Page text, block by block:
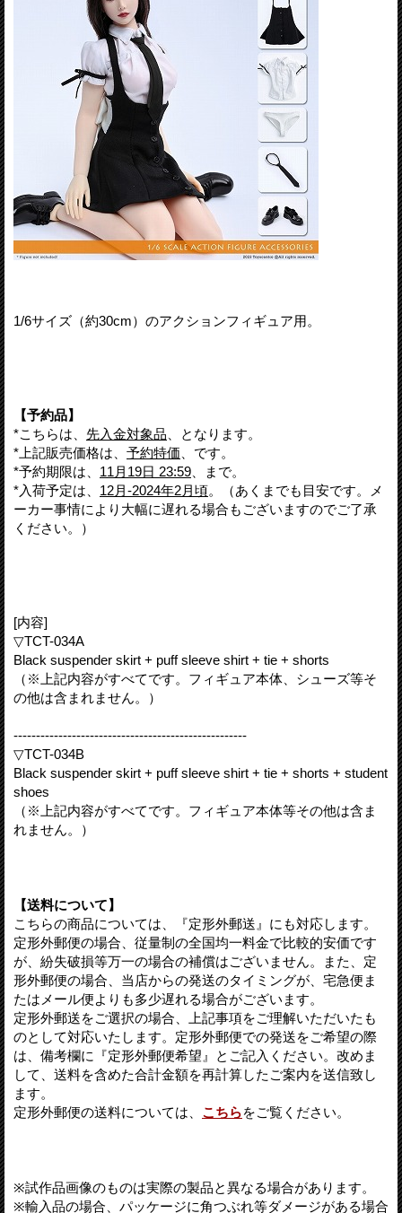
1/6サイズ（約30cm）のアクションフィギュア用。
【予約品】
*こちらは、 先入金対象品 、となります。
*上記販売価格は、 予約特価 、です。
*予約期限は、 11月19日 23:59 、まで。
*入荷予定は、 12月-2024年2月頃。（あくまでも目安です。メ
ーカー事情により大幅に遅れる場合もございますのでご了承
ください。）
[内容]
▽TCT-034A
Black suspender skirt + puff sleeve shirt + tie + shorts
（※上記内容がすべてです。フィギュア本体、シューズ等そ
の他は含まれません。）
----------------------------------------------------
▽TCT-034B
Black suspender skirt + puff sleeve shirt + tie + shorts + student
shoes
（※上記内容がすべてです。フィギュア本体等その他は含ま
れません。）
【送料について】
こちらの商品については、『定形外郵送』にも対応します。
定形外郵便の場合、従量制の全国均一料金で比較的安価です
が、紛失破損等万一の場合の補償はございません。また、定
形外郵便の場合、当店からの発送のタイミングが、宅急便ま
たはメール便よりも多少遅れる場合がございます。
定形外郵送をご選択の場合、上記事項をご理解いただいたも
のとして対応いたします。定形外郵便での発送をご希望の際
は、備考欄に『定形外郵便希望』とご記入ください。改めま
して、送料を含めた合計金額を再計算したご案内を送信致し
ます。
定形外郵便の送料については、 こちらをご覧ください。
※試作品画像のものは実際の製品と異なる場合があります。
※輸入品の場合、パッケージに角つぶれ等ダメージがある場合